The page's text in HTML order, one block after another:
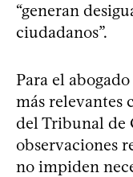
“generan
ciudadanos”.
Para el
más relevantes
del Tribunal de
observaciones
no impiden